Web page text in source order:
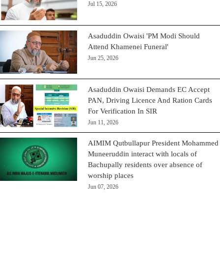
Jul 15, 2026
Asaduddin Owaisi 'PM Modi Should
Attend Khamenei Funeral'
Jun 25, 2026
Asaduddin Owaisi Demands EC Accept
PAN, Driving Licence And Ration Cards
For Verification In SIR
Jun 11, 2026
AIMIM Qutbullapur President Mohammed
Muneeruddin interact with locals of
Bachupally residents over absence of
worship places
Jun 07, 2026